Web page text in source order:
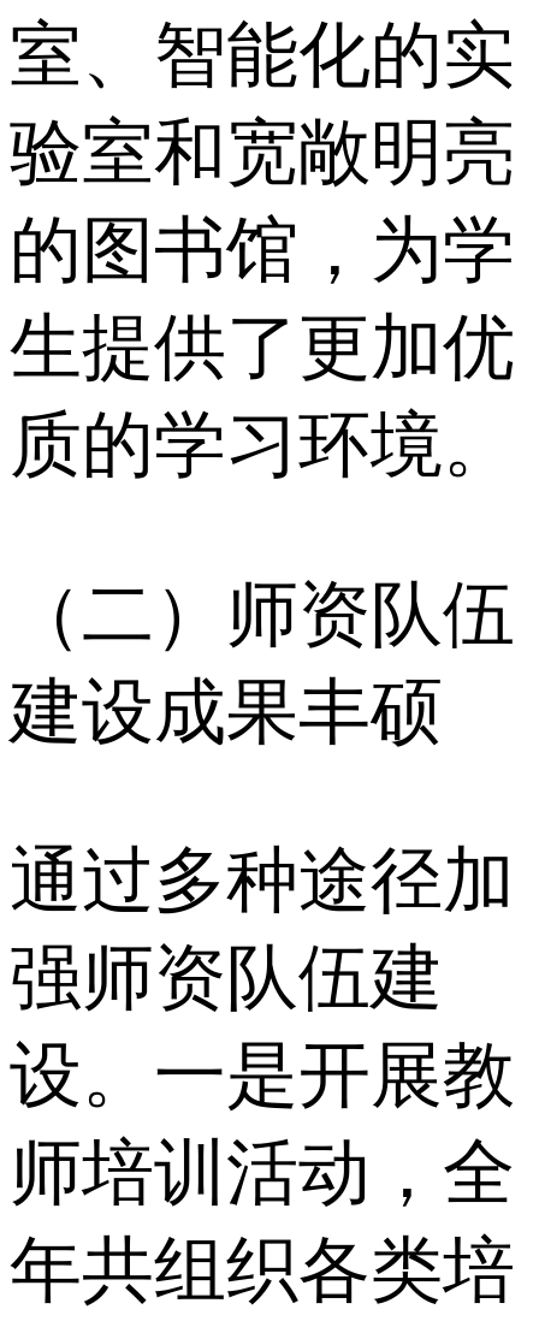
室、智能化的实
验室和宽敞明亮
的图书馆，为学
生提供了更加优
质的学习环境。
（二）师资队伍
建设成果丰硕
通过多种途径加
强师资队伍建
设。一是开展教
师培训活动，全
年共组织各类培